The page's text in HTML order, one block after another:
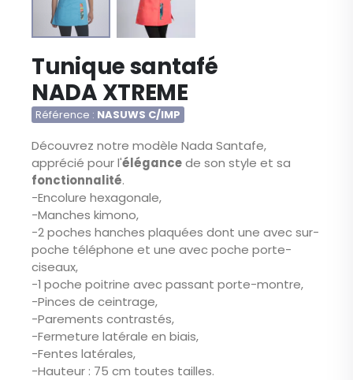
to
the
beginning
of
images
gallery
Tunique santafé
NADA XTREME
Référence NASUWS C/IMP
Découvrez notre modèle Nada Santafe,
apprécié pour l'élégancede son style et sa
fonctionnalité.
-Encolure hexagonale,
-Manches kimono,
-2 poches hanches plaquées dont une avec sur-
poche téléphone et une avec poche porte-
ciseaux,
-1 poche poitrine avec passant porte-montre,
-Pinces de ceintrage,
-Parements contrastés,
-Fermeture latérale en biais,
-Fentes latérales,
-Hauteur : 75 cm toutes tailles.